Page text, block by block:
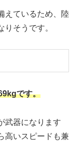
えているため、陸
りそうです。
です。
武器になります
高いスピードも兼